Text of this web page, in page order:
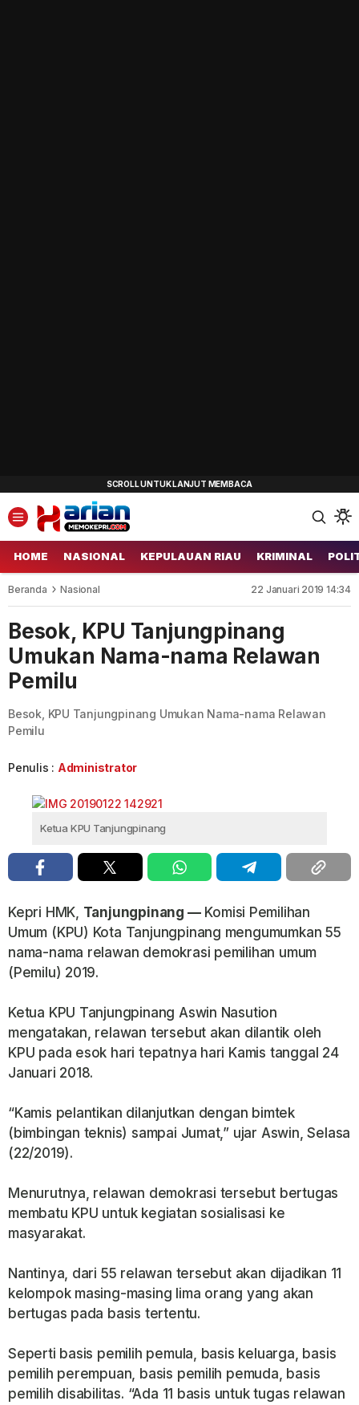
HOME NASIONAL KEPULAUAN RIAU KRIMINAL
Beranda Nasional 22 Januari 2019 14:34
Besok, KPU Tanjungpinang
Umukan Nama-nama Relawan
Pemilu
Besok, KPU Tanjungpinang Umukan Nama-nama Relawan
Pemilu
Penulis : Administrator
Ketua KPU Tanjungpinang
Kepri HMK, Tanjungpinang —Komisi Pemilihan
Umum (KPU) Kota Tanjungpinang mengumumkan 55
nama-nama relawan demokrasi pemilihan umum
(Pemilu) 2019.
Ketua KPU Tanjungpinang Aswin Nasution
mengatakan, relawan tersebut akan dilantik oleh
KPU pada esok hari tepatnya hari Kamis tanggal 24
Januari 2018.
“Kamis pelantikan dilanjutkan dengan bimtek
(bimbingan teknis) sampai Jumat,” ujar Aswin, Selasa
(22/2019).
Menurutnya, relawan demokrasi tersebut bertugas
membatu KPU untuk kegiatan sosialisasi ke
masyarakat.
Nantinya, dari 55 relawan tersebut akan dijadikan 11
kelompok masing-masing lima orang yang akan
bertugas pada basis tertentu.
Seperti basis pemilih pemula, basis keluarga, basis
pemilih perempuan, basis pemilih pemuda, basis
pemilih disabilitas. “Ada 11 basis untuk tugas relawan